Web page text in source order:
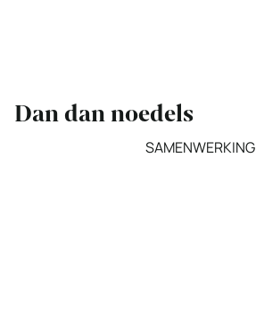
Dan dan noedels
SAMENWERKING